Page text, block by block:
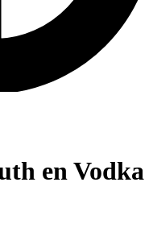
en Vodka